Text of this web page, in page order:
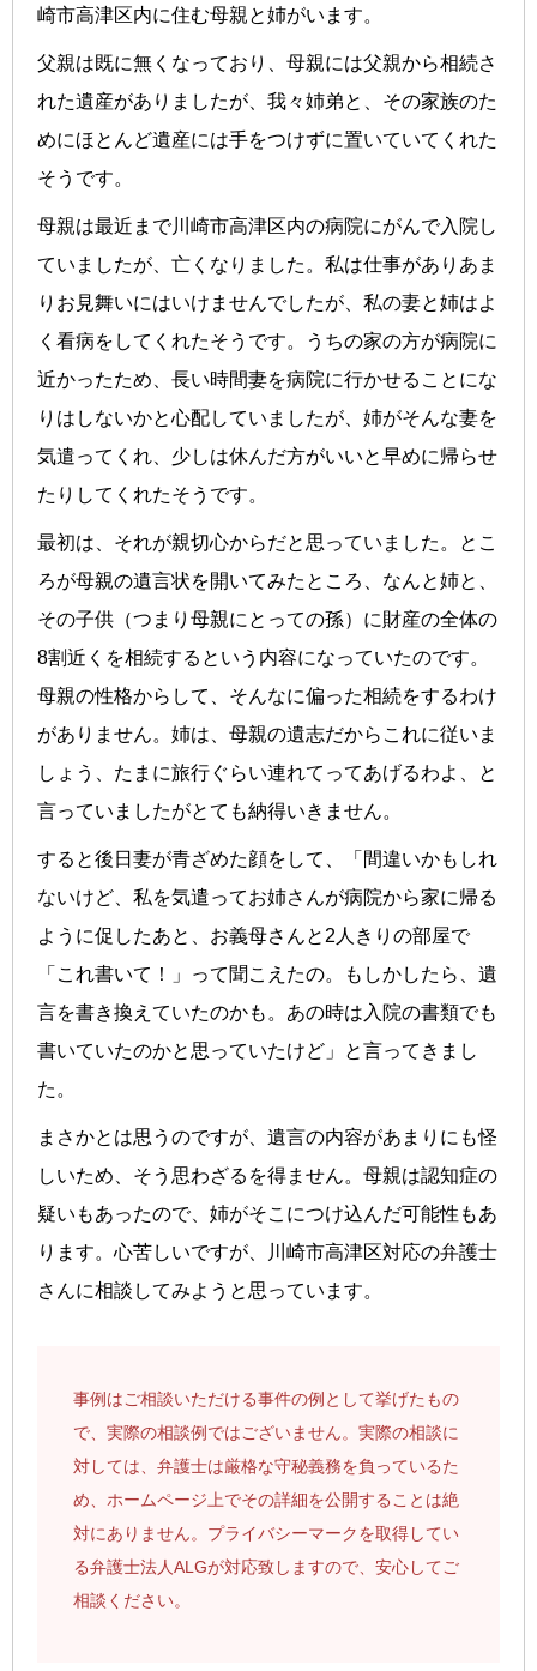
崎市高津区内に住む母親と姉がいます。
父親は既に無くなっており、母親には父親から相続さ
れた遺産がありましたが、我々姉弟と、その家族のた
めにほとんど遺産には手をつけずに置いていてくれた
そうです。
母親は最近まで川崎市高津区内の病院にがんで入院し
ていましたが、亡くなりました。私は仕事がありあま
りお見舞いにはいけませんでしたが、私の妻と姉はよ
く看病をしてくれたそうです。うちの家の方が病院に
近かったため、長い時間妻を病院に行かせることにな
りはしないかと心配していましたが、姉がそんな妻を
気遣ってくれ、少しは休んだ方がいいと早めに帰らせ
たりしてくれたそうです。
最初は、それが親切心からだと思っていました。とこ
ろが母親の遺言状を開いてみたところ、なんと姉と、
その子供（つまり母親にとっての孫）に財産の全体の
8割近くを相続するという内容になっていたのです。
母親の性格からして、そんなに偏った相続をするわけ
がありません。姉は、母親の遺志だからこれに従いま
しょう、たまに旅行ぐらい連れてってあげるわよ、と
言っていましたがとても納得いきません。
すると後日妻が青ざめた顔をして、「間違いかもしれ
ないけど、私を気遣ってお姉さんが病院から家に帰る
ように促したあと、お義母さんと2人きりの部屋で
「これ書いて！」って聞こえたの。もしかしたら、遺
言を書き換えていたのかも。あの時は入院の書類でも
書いていたのかと思っていたけど」と言ってきまし
た。
まさかとは思うのですが、遺言の内容があまりにも怪
しいため、そう思わざるを得ません。母親は認知症の
疑いもあったので、姉がそこにつけ込んだ可能性もあ
ります。心苦しいですが、川崎市高津区対応の弁護士
さんに相談してみようと思っています。
事例はご相談いただける事件の例として挙げたもの
で、実際の相談例ではございません。実際の相談に
対しては、弁護士は厳格な守秘義務を負っているた
め、ホームページ上でその詳細を公開することは絶
対にありません。プライバシーマークを取得してい
る弁護士法人ALGが対応致しますので、安心してご
相談ください。